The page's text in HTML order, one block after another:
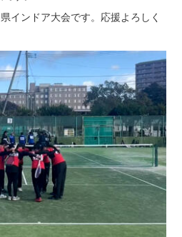
インドア大会です。応援よろしく